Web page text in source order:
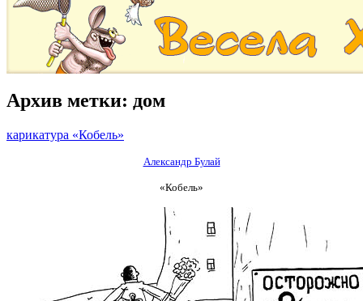
Архив метки: дом
карикатура «Кобель»
Александр Булай
«Кобель»